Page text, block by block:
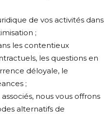
de vos activités dans
;
les contentieux
les questions en
déloyale, le
;
nous vous offrons
alternatifs de